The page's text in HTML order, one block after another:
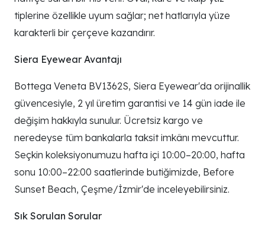
tiplerine özellikle uyum sağlar; net hatlarıyla yüze
karakterli bir çerçeve kazandırır.
Siera Eyewear Avantajı
Bottega Veneta BV1362S, Siera Eyewear'da orijinallik
güvencesiyle, 2 yıl üretim garantisi ve 14 gün iade ile
değişim hakkıyla sunulur. Ücretsiz kargo ve
neredeyse tüm bankalarla taksit imkânı mevcuttur.
Seçkin koleksiyonumuzu hafta içi 10:00–20:00, hafta
sonu 10:00–22:00 saatlerinde butiğimizde, Before
Sunset Beach, Çeşme/İzmir'de inceleyebilirsiniz.
Sık Sorulan Sorular